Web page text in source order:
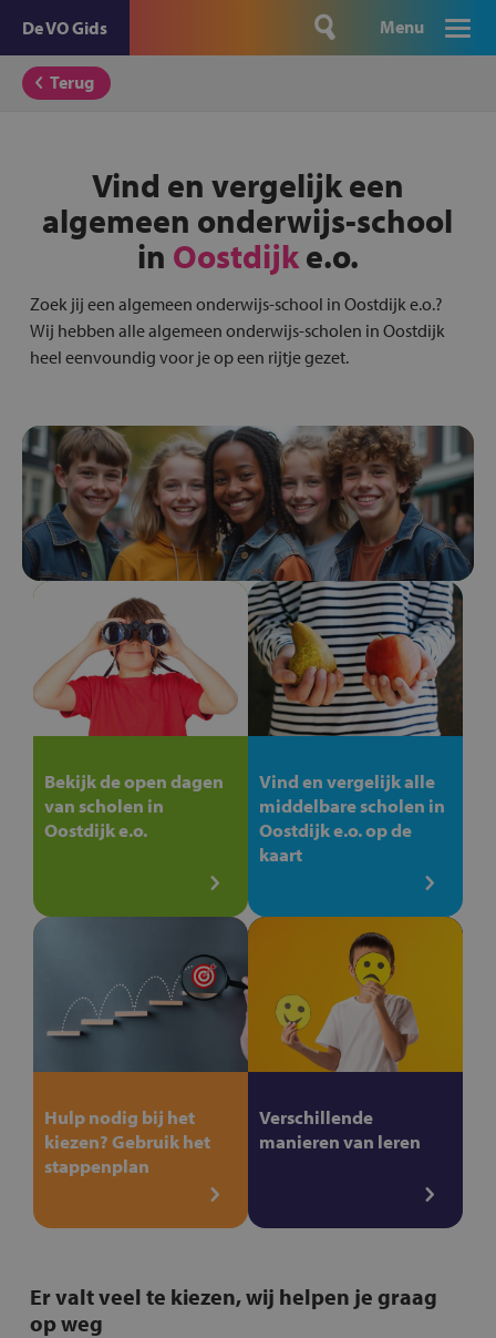
De VO Gids Menu
Terug
Vind en vergelijk een
algemeen onderwijs-school
in Oostdijke.o.
Zoek jij een algemeen onderwijs-school in Oostdijk e.o.?
Wij hebben alle algemeen onderwijs-scholen in Oostdijk
heel eenvoundig voor je op een rijtje gezet.
Bekijk de open dagen
van scholen in
Oostdijk e.o.
Vind en vergelijk alle
middelbare scholen in
Oostdijk e.o. op de
kaart
Hulp nodig bij het
kiezen? Gebruik het
stappenplan
Verschillende
manieren van leren
Er valt veel te kiezen, wij helpen je graag
op weg